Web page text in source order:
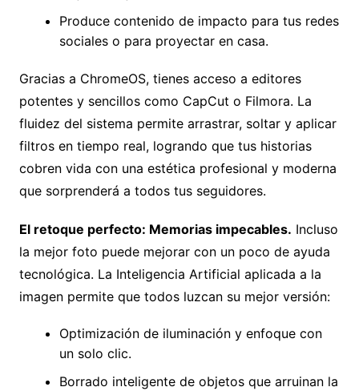
Produce contenido de impacto para tus redes
sociales o para proyectar en casa.
Gracias a ChromeOS, tienes acceso a editores
potentes y sencillos como CapCut o Filmora. La
fluidez del sistema permite arrastrar, soltar y aplicar
filtros en tiempo real, logrando que tus historias
cobren vida con una estética profesional y moderna
que sorprenderá a todos tus seguidores.
El retoque perfecto: Memorias impecables. Incluso
la mejor foto puede mejorar con un poco de ayuda
tecnológica. La Inteligencia Artificial aplicada a la
imagen permite que todos luzcan su mejor versión:
Optimización de iluminación y enfoque con
un solo clic.
Borrado inteligente de objetos que arruinan la